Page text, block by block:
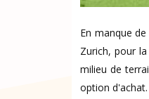
En manque
Zurich, pour
milieu de
option d'achat.